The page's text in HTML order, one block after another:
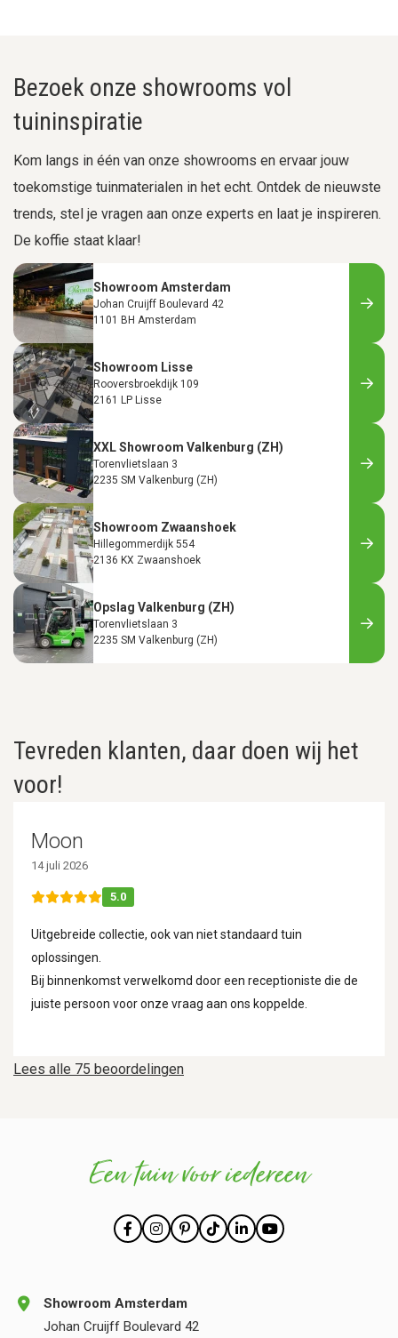
Bezoek onze showrooms vol
tuininspiratie
Kom langs in één van onze showrooms en ervaar jouw
toekomstige tuinmaterialen in het echt. Ontdek de nieuwste
trends, stel je vragen aan onze experts en laat je inspireren.
De koffie staat klaar!
Showroom Amsterdam
Johan Cruijff Boulevard 42
1101 BH Amsterdam
Showroom Lisse
Rooversbroekdijk 109
2161 LP Lisse
XXL Showroom Valkenburg (ZH)
Torenvlietslaan 3
2235 SM Valkenburg (ZH)
Showroom Zwaanshoek
Hillegommerdijk 554
2136 KX Zwaanshoek
Opslag Valkenburg (ZH)
Torenvlietslaan 3
2235 SM Valkenburg (ZH)
Tevreden klanten, daar doen wij het
voor!
Lees alle 75 beoordelingen
Moon
14 juli 2026
5.0
Uitgebreide collectie, ook van niet standaard tuin
oplossingen.
Bij binnenkomst verwelkomd door een receptioniste die de
juiste persoon voor onze vraag aan ons koppelde.
Een tuin voor iedereen
Showroom Amsterdam
Johan Cruijff Boulevard 42